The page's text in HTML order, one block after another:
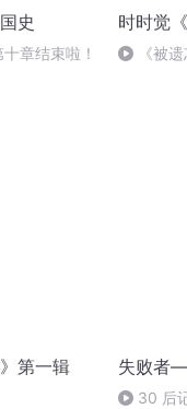
史
十章结束啦！
时时觉
《被
第一辑 失败者
30 后